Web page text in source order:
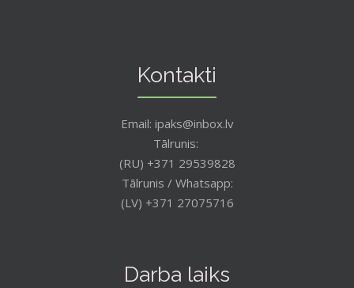
Kontakti
Email: ipaks@inbox.lv
Tālrunis:
(RU) +371 29539828
Tālrunis / Whatsapp:
(LV) +371 27075716
Darba laiks